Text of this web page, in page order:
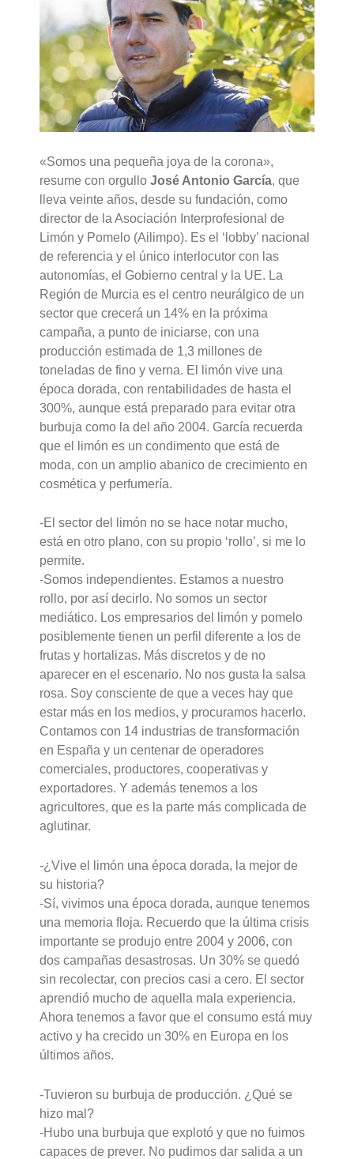
«Somos una pequeña joya de la corona»,
resume con orgulloJosé Antonio García, que
lleva veinte años, desde su fundación, como
director de la Asociación Interprofesional de
Limón y Pomelo (Ailimpo). Es el ‘lobby’ nacional
de referencia y el único interlocutor con las
autonomías, el Gobierno central y la UE. La
Región de Murcia es el centro neurálgico de un
sector que crecerá un 14% en la próxima
campaña, a punto de iniciarse, con una
producción estimada de 1,3 millones de
toneladas de fino y verna. El limón vive una
época dorada, con rentabilidades de hasta el
300%, aunque está preparado para evitar otra
burbuja como la del año 2004. García recuerda
que el limón es un condimento que está de
moda, con un amplio abanico de crecimiento en
cosmética y perfumería.
-El sector del limón no se hace notar mucho,
está en otro plano, con su propio ‘rollo’, si me lo
permite.
-Somos independientes. Estamos a nuestro
rollo, por así decirlo. No somos un sector
mediático. Los empresarios del limón y pomelo
posiblemente tienen un perfil diferente a los de
frutas y hortalizas. Más discretos y de no
aparecer en el escenario. No nos gusta la salsa
rosa. Soy consciente de que a veces hay que
estar más en los medios, y procuramos hacerlo.
Contamos con 14 industrias de transformación
en España y un centenar de operadores
comerciales, productores, cooperativas y
exportadores. Y además tenemos a los
agricultores, que es la parte más complicada de
aglutinar.
-¿Vive el limón una época dorada, la mejor de
su historia?
-Sí, vivimos una época dorada, aunque tenemos
una memoria floja. Recuerdo que la última crisis
importante se produjo entre 2004 y 2006, con
dos campañas desastrosas. Un 30% se quedó
sin recolectar, con precios casi a cero. El sector
aprendió mucho de aquella mala experiencia.
Ahora tenemos a favor que el consumo está muy
activo y ha crecido un 30% en Europa en los
últimos años.
-Tuvieron su burbuja de producción. ¿Qué se
hizo mal?
-Hubo una burbuja que explotó y que no fuimos
capaces de prever. No pudimos dar salida a un